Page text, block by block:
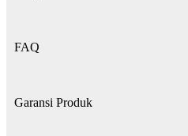
FAQ
Garansi Produk